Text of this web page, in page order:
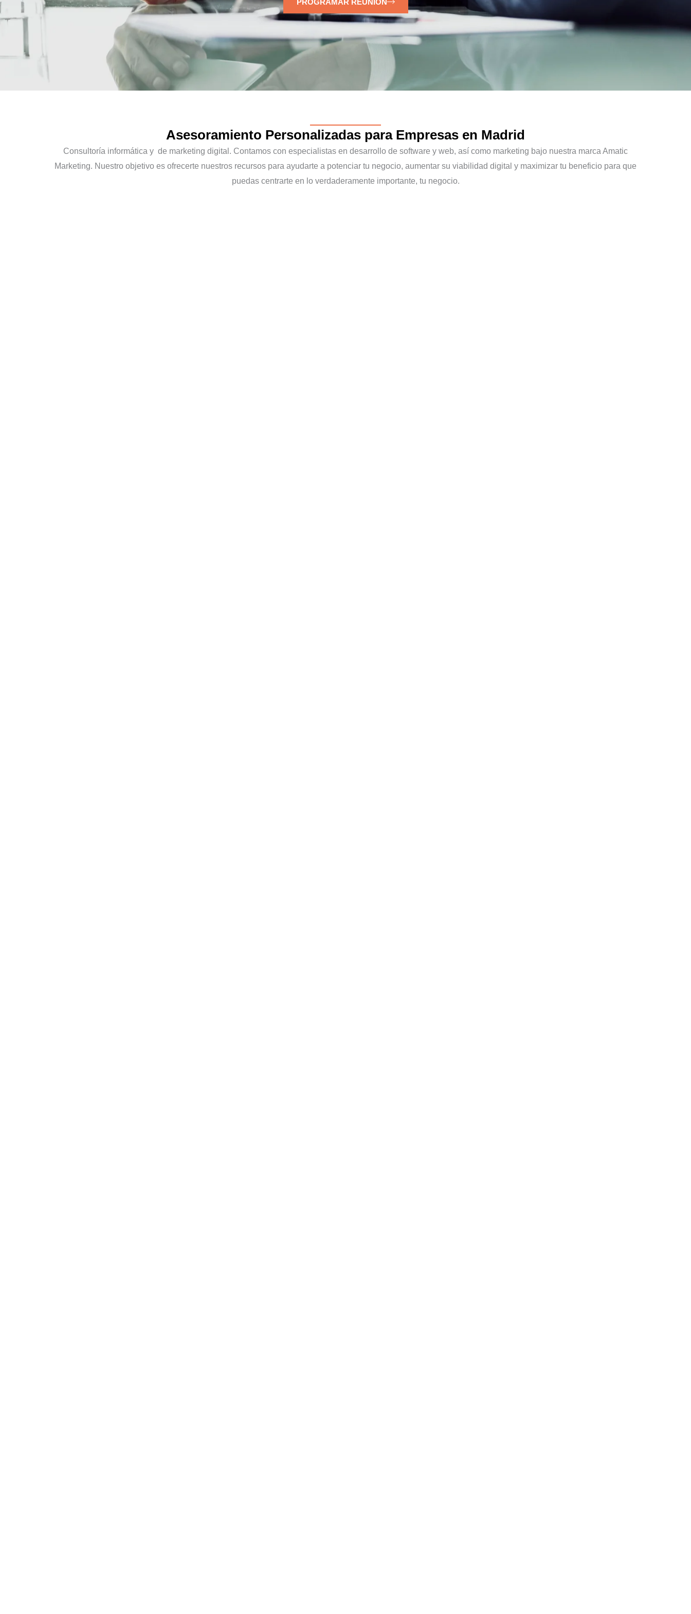
PROGRAMAR REUNIÓN
Asesoramiento Personalizadas para Empresas en Madrid
Consultoría informática y de marketing digital. Contamos con especialistas en desarrollo de software y web, así como marketing bajo nuestra marca Amatic
Marketing. Nuestro objetivo es ofrecerte nuestros recursos para ayudarte a potenciar tu negocio, aumentar su viabilidad digital y maximizar tu beneficio para que
puedas centrarte en lo verdaderamente importante, tu negocio.